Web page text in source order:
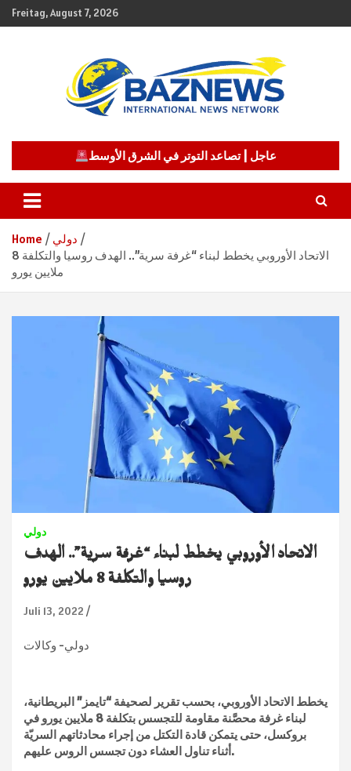
Skip
to
Freitag, August 7, 2026
BAZNEWS
عاجل | تصاعد التوتر في الشرق الأوسط
Home
دولي
الاتحاد الأوروبي يخطط لبناء “غرفة سرية”.. الهدف روسيا والتكلفة 8
ملايين يورو
دولي
الاتحاد الأوروبي يخطط لبناء “غرفة سرية”.. الهدف
روسيا والتكلفة 8 ملايين يورو
Juli 13, 2022
دولي- وكالات
يخطط الاتحاد الأوروبي، بحسب تقرير لصحيفة “تايمز” البريطانية،
لبناء غرفة محصَّنة مقاومة للتجسس بتكلفة 8 ملايين يورو في
بروكسل، حتى يتمكن قادة التكتل من إجراء محادثاتهم السريّة
أثناء تناول العشاء دون تجسس الروس عليهم.